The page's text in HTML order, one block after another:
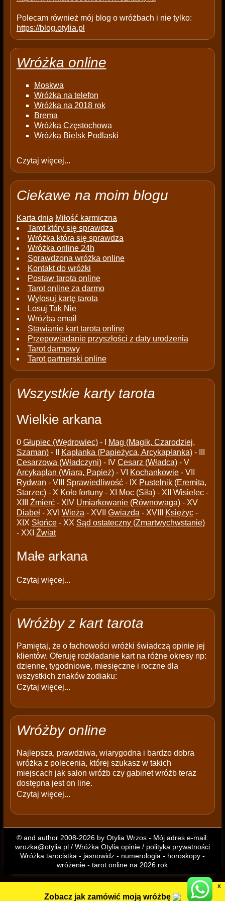
Polecam również mój blog o wróżbach i nie tylko:
https://blog.otylia.pl
Wróżka online
Moskwa
Wróżka na telefon
Wróżka na 2018 rok
Brema
Wróżka Częstochowa
Wróżka Bielsk Podlaski
Czytaj więcej...
Ciekawe na moim blogu
Karta dnia Miłość karmiczna
Tarot który się sprawdza
Wróżka która się sprawdza
Wróżka online 24h
Sprawdzona wróżka online
Kontakt do wróżki
Postaw tarota online
Tarot online za darmo
Wylosuj kartę tarota
Losuj Tak Nie
Wróżba email
Stawianie kart tarota online
Przepowiadanie przyszłości z daty urodzenia
Tarot darmowy
Tarot partnerski online
Wszystkie karty tarota
Wielkie arkana
0 Głupiec (Wędrowiec)- I
Mag (Magik, Czarodziej,
Szaman)- II Kapłanka (Papieżyca, Arcykapłanka)- III
Cesarzowa (Władczyni)- IV Cesarz (Władca)- V
Arcykapłan (Wiara, Papież)- VI Kochankowie- VII
Rydwan - VIII Sprawiedliwość- IX Pustelnik (Eremita,
Starzec)- X Koło fortuny- XI Moc (Siła)- XII Wisielec-
XIII Źmierć- XIV Umiarkowanie (Równowaga)- XV
Diabeł- XVI Wieża - XVII Gwiazda - XVIII Księżyc-
XIX Słońce- XX Sąd ostateczny (Zmartwychwstanie)
- XXI Źwiat
Małe arkana
Czytaj więcej...
Wróżby z kart tarota
Pamiętaj, że o fachowości wróżki świadczą opinie jej
klientów. Oferuję rozkładanie kart na różne okresy np:
dzienne, tygodniowe, miesięczne i roczne dla
wszystkich znaków zodiaku:
Czytaj więcej...
Wróżby online
Najlepsza, prawdziwa, wiarygodna i bardzo dobra
wróżka z polecenia, której szukasz w takich
miejscach jak salon wróżb czy gabinet wróżb teraz
dostępna jest on line.
Czytaj więcej...
© and author 2008-2026 by Otylia Wrzos - Mój adres e-mail:
wrozka@otylia.pl/ Wróżka Otylia opinie/ polityka prywatności
Wróżka tarocistka - jasnowidz - numerologia - horoskopy -
wróżenie - tarot online na 2026 rok
X
Zobacz jak zamówić moją wróżbę